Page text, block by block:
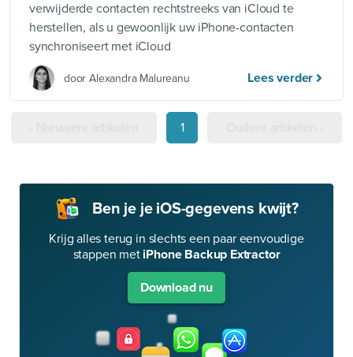
verwijderde contacten rechtstreeks van iCloud te
herstellen, als u gewoonlijk uw iPhone-contacten
synchroniseert met iCloud
door Alexandra Malureanu Lees verder
1
Ben je je iOS-gegevens kwijt?
Krijg alles terug in slechts een paar eenvoudige
stappen met iPhone Backup Extractor
Download nu